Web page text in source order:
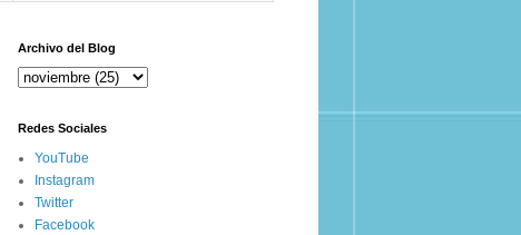
Archivo del Blog
Redes Sociales
YouTube
Instagram
Twitter
Facebook